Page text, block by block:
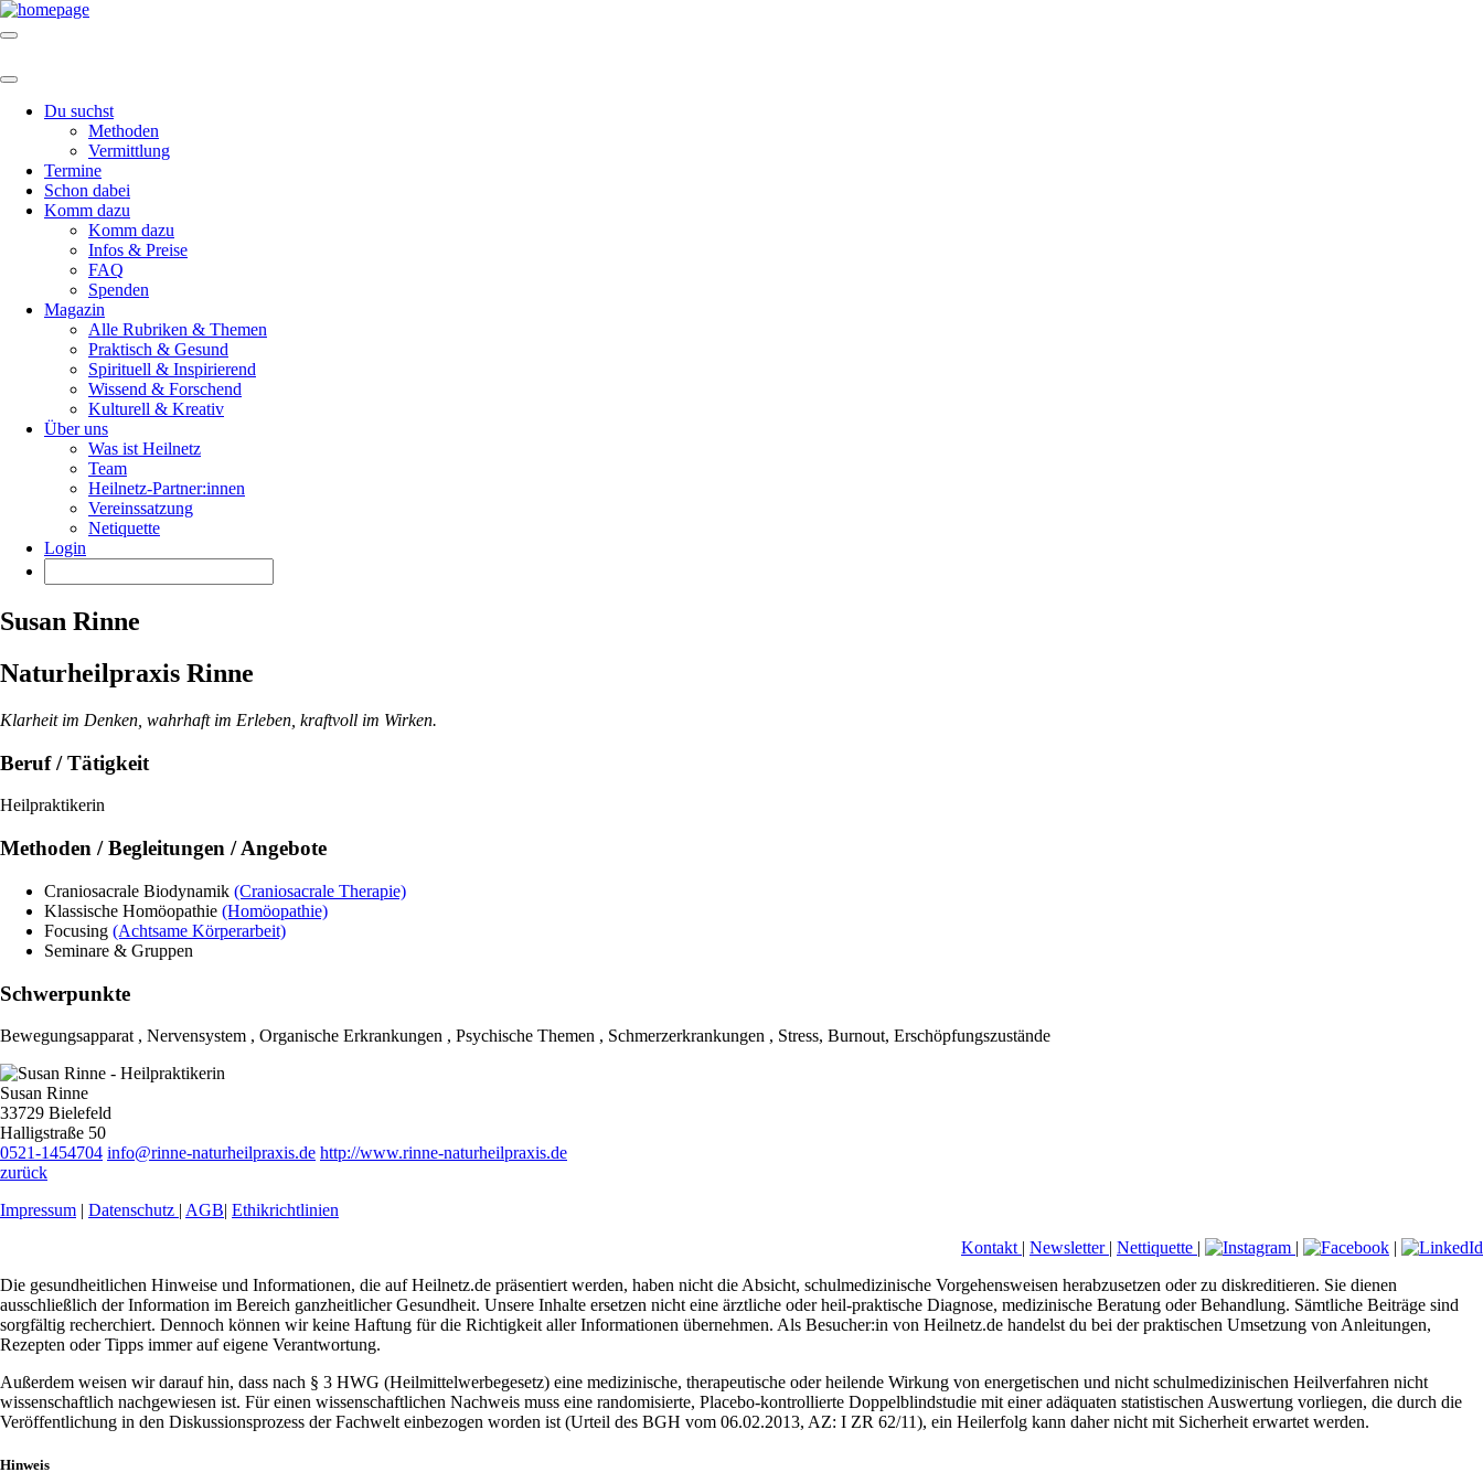
Du suchst
Methoden
Vermittlung
Termine
Schon dabei
Komm dazu
Komm dazu
Infos & Preise
FAQ
Spenden
Magazin
Alle Rubriken & Themen
Praktisch & Gesund
Spirituell & Inspirierend
Wissend & Forschend
Kulturell & Kreativ
Über uns
Was ist Heilnetz
Team
Heilnetz-Partner:innen
Vereinssatzung
Netiquette
Login
Susan Rinne
Naturheilpraxis Rinne
Klarheit im Denken, wahrhaft im Erleben, kraftvoll im Wirken.
Beruf / Tätigkeit
Heilpraktikerin
Methoden / Begleitungen / Angebote
Craniosacrale Biodynamik (Craniosacrale Therapie)
Klassische Homöopathie (Homöopathie)
Focusing (Achtsame Körperarbeit)
Seminare & Gruppen
Schwerpunkte
Bewegungsapparat , Nervensystem , Organische Erkrankungen , Psychische Themen , Schmerzerkrankungen , Stress, Burnout, Erschöpfungszustände
Susan Rinne
33729 Bielefeld
Halligstraße 50
0521-1454704 info@rinne-naturheilpraxis.de http://www.rinne-naturheilpraxis.de
zurück
Impressum | Datenschutz | AGB| Ethikrichtlinien
Kontakt | Newsletter | Nettiquette | |
|
Die gesundheitlichen Hinweise und Informationen, die auf Heilnetz.de präsentiert werden, haben nicht die Absicht, schulmedizinische Vorgehensweisen herabzusetzen oder zu diskreditieren. Sie dienen
ausschließlich der Information im Bereich ganzheitlicher Gesundheit. Unsere Inhalte ersetzen nicht eine ärztliche oder heil-praktische Diagnose, medizinische Beratung oder Behandlung. Sämtliche Beiträge sind
sorgfältig recherchiert. Dennoch können wir keine Haftung für die Richtigkeit aller Informationen übernehmen. Als Besucher:in von Heilnetz.de handelst du bei der praktischen Umsetzung von Anleitungen,
Rezepten oder Tipps immer auf eigene Verantwortung.
Außerdem weisen wir darauf hin, dass nach § 3 HWG (Heilmittelwerbegesetz) eine medizinische, therapeutische oder heilende Wirkung von energetischen und nicht schulmedizinischen Heilverfahren nicht
wissenschaftlich nachgewiesen ist. Für einen wissenschaftlichen Nachweis muss eine randomisierte, Placebo-kontrollierte Doppelblindstudie mit einer adäquaten statistischen Auswertung vorliegen, die durch die
Veröffentlichung in den Diskussionsprozess der Fachwelt einbezogen worden ist (Urteil des BGH vom 06.02.2013, AZ: I ZR 62/11), ein Heilerfolg kann daher nicht mit Sicherheit erwartet werden.
Hinweis